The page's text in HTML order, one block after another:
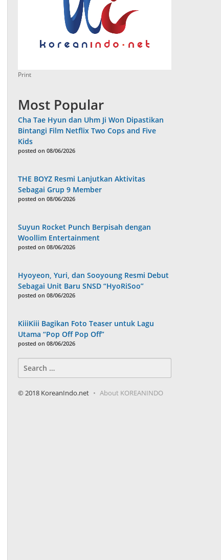
Print
Most Popular
Cha Tae Hyun dan Uhm Ji Won Dipastikan
Bintangi Film Netflix Two Cops and Five
Kids
posted on 08/06/2026
THE BOYZ Resmi Lanjutkan Aktivitas
Sebagai Grup 9 Member
posted on 08/06/2026
Suyun Rocket Punch Berpisah dengan
Woollim Entertainment
posted on 08/06/2026
Hyoyeon, Yuri, dan Sooyoung Resmi Debut
Sebagai Unit Baru SNSD “HyoRiSoo”
posted on 08/06/2026
KiiiKiii Bagikan Foto Teaser untuk Lagu
Utama “Pop Off Pop Off”
posted on 08/06/2026
for:
© 2018 KoreanIndo.net About KOREANINDO